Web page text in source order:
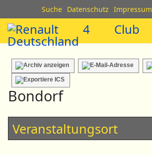
Suche Datenschutz Impressum
Bondorf
Veranstaltungsort